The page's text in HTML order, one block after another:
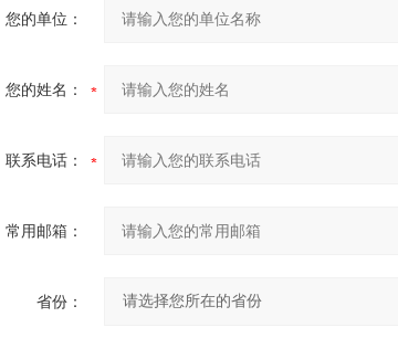
您的单位：
您的姓名：
联系电话：
常用邮箱：
省份：